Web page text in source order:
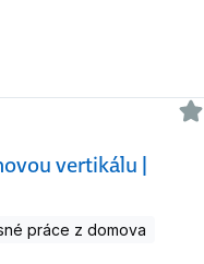
vertikálu |
práce z domova